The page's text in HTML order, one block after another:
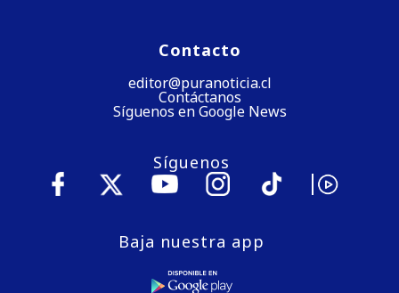
Contacto
editor@puranoticia.cl
Contáctanos
Síguenos en Google News
Síguenos
Baja nuestra app